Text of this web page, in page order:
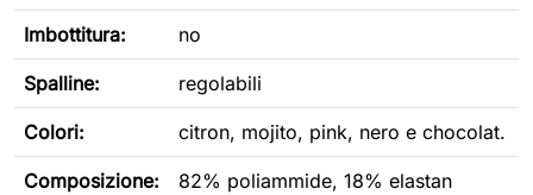
Imbottitura: no
Spalline: regolabili
Colori: citron, mojito, pink, nero e chocolat.
Composizione: 82% poliammide, 18% elastan